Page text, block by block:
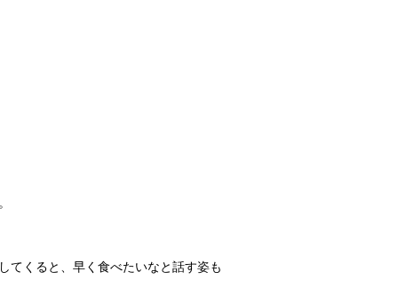
てくると、早く食べたいなと話す姿も